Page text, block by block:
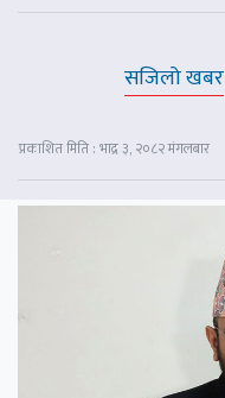
सजिलो खबर
प्रकाशित मिति : भाद्र ३, २०८२ मंगलबार